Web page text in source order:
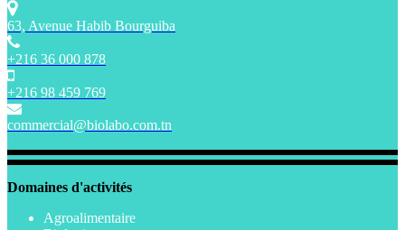
63, Avenue Habib Bourguiba
+216 36 000 878
+216 98 459 769
commercial@biolabo.com.tn
Domaines d'activités
Agroalimentaire